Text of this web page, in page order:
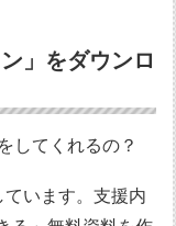
」をダウンロ
してくれるの？
います。支援内